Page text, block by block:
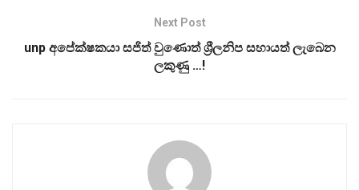
Next Post
unp අපේක්ෂකයා සජිත් වුණොත් ශ්‍රීලනිප සහායත් ලැබෙන
ලකුණු …!